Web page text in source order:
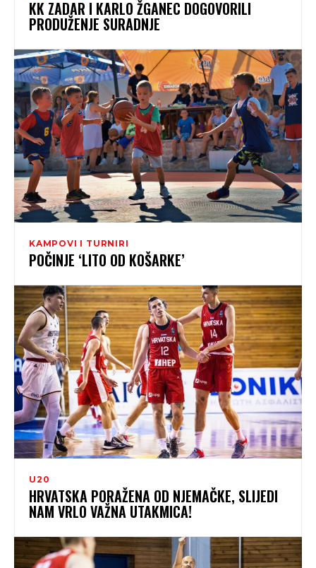
KK ZADAR I KARLO ŽGANEC DOGOVORILI
PRODUŽENJE SURADNJE
KAMPOVI I TURNIRI
POČINJE ‘LITO OD KOŠARKE’
U20
HRVATSKA PORAŽENA OD NJEMAČKE, SLIJEDI
NAM VRLO VAŽNA UTAKMICA!